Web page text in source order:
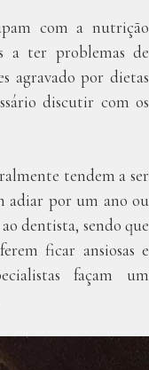
com a nutrição
a ter problemas de
agravado por dietas
discutir com os
tendem a ser
adiar por um ano ou
dentista, sendo que
ficar ansiosas e
façam um